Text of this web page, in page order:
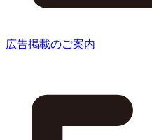
広告掲載のご案内